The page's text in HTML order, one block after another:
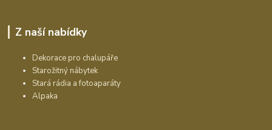
Z naší nabídky
Dekorace pro chalupáře
Starožitný nábytek
Stará rádia a fotoaparáty
Alpaka